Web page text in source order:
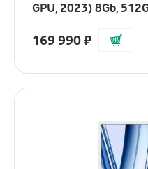
GPU, 2023) 8Gb,
169 990₽